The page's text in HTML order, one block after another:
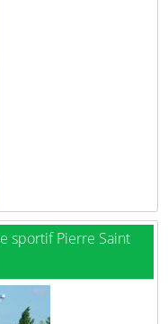
sportif Pierre Saint